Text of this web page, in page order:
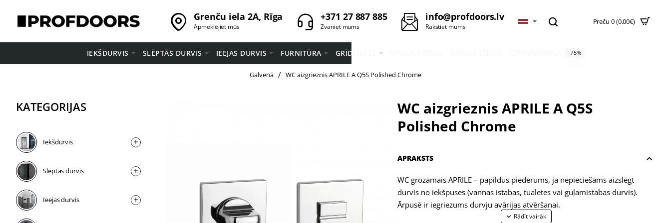
Grenču iela 2A, Rīga
Apmeklējiet mūs
+371 27 887 885
Zvaniet mums
info@profdoors.lv
Rakstiet mums
Preču 0 (0.00€)
IEKŠDURVIS SLĒPTĀS DURVIS IEEJAS DURVIS FURNITŪRA GRĪDLĪSTES -75%
Galvenā homeWC aizgrieznis APRILE A Q5S Polished Chrome
KATEGORIJAS
Iekšdurvis
Slēptās durvis
Ieejas durvis
WC aizgrieznis APRILE A Q5S
Polished Chrome
APRAKSTS
WC grozāmais APRILE – papildus piederums, ja nepieciešams aizslēgt
durvis no iekšpuses (vannas istabas, tualetes vai guļamistabas durvis).
Ārpusē ir iegriezums durvju avārijas atvēršanai.